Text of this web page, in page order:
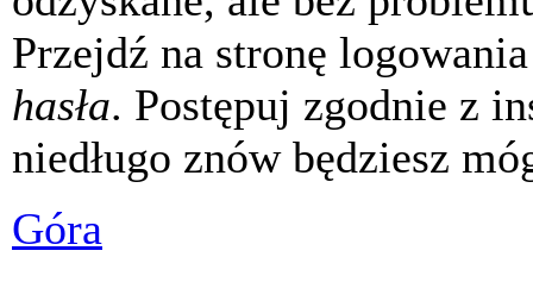
Przejdź na stronę
hasła. Postępuj zgodnie z
niedługo znów będziesz
Góra